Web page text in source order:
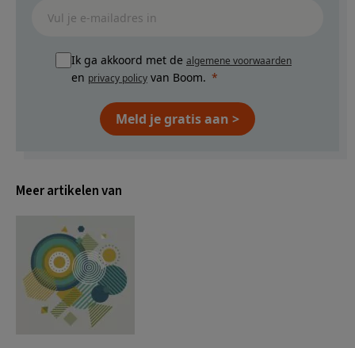
Ik ga akkoord met de algemene voorwaarden
en privacy policy van Boom.
Meld je gratis aan >
Meer artikelen van